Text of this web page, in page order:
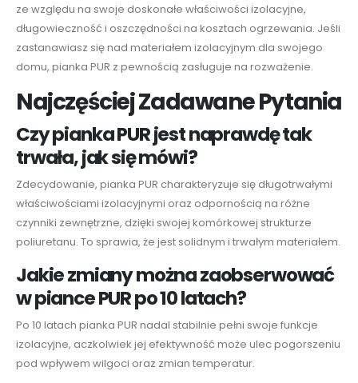
ze względu na swoje doskonałe właściwości izolacyjne,
długowieczność i oszczędności na kosztach ogrzewania. Jeśli
zastanawiasz się nad materiałem izolacyjnym dla swojego
domu, pianka PUR z pewnością zasługuje na rozważenie.
Najczęściej Zadawane Pytania
Czy pianka PUR jest naprawdę tak
trwała, jak się mówi?
Zdecydowanie, pianka PUR charakteryzuje się długotrwałymi
właściwościami izolacyjnymi oraz odpornością na różne
czynniki zewnętrzne, dzięki swojej komórkowej strukturze
poliuretanu. To sprawia, że jest solidnym i trwałym materiałem.
Jakie zmiany można zaobserwować
w piance PUR po 10 latach?
Po 10 latach pianka PUR nadal stabilnie pełni swoje funkcje
izolacyjne, aczkolwiek jej efektywność może ulec pogorszeniu
pod wpływem wilgoci oraz zmian temperatur.